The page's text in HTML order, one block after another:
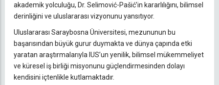
akademik yolculuğu, Dr. Selimović-Pašić’in kararlılığını, bilimsel
derinliğini ve uluslararası vizyonunu yansıtıyor.
Uluslararası Saraybosna Üniversitesi, mezununun bu
başarısından büyük gurur duymakta ve dünya çapında etki
yaratan araştırmalarıyla IUS’un yenilik, bilimsel mükemmeliyet
ve küresel iş birliği misyonunu güçlendirmesinden dolayı
kendisini içtenlikle kutlamaktadır.